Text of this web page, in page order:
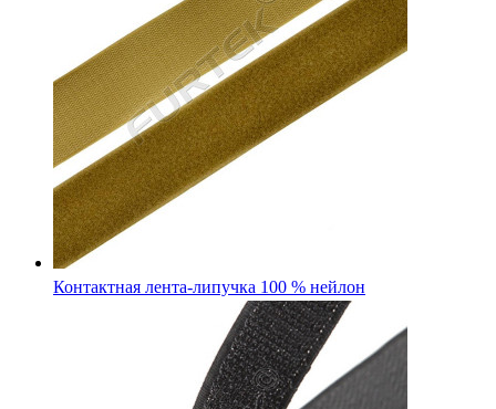
Контактная лента-липучка 100 % нейлон